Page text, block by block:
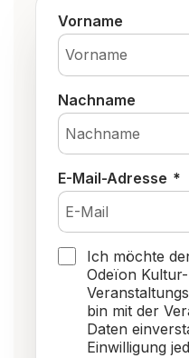
Vorname
Nachname
E-Mail-Adresse
Ich möchte
Odeïon
bin mit der
Daten
Einwilligung